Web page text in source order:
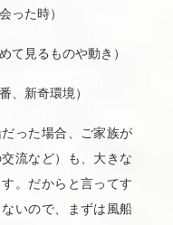
った時）
て見るものや動き）
、新奇環境）
った場合、ご家族が
流など）も、大きな
。だからと言ってす
いので、まずは風船